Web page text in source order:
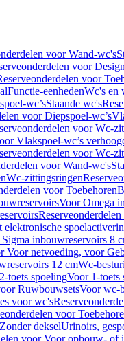
voor Wand-wc's
voor
voor
Functie-eenhedenWc's en
wc’sStaande wc's
voor Diepspoel-wc’s
voor Wc-
Vlakspoel-wc’s
voor Wc-
voor Wand-wc's
Wc-zittingsringen
voor Toebehoren
Voor Omega
elektronische
inbouwreservoirs 8
Voor netvoeding, voor
12 cmWc-
toets spoelingVoor 1-toets
RuwbouwsetsVoor wc-
voor wc's
voor
dekselUrinoirs,
voor Voor opbouw- of